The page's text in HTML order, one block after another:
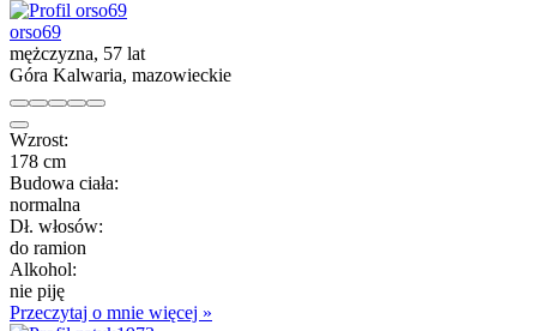
orso69
mężczyzna, 57 lat
Góra Kalwaria, mazowieckie
Wzrost:
178 cm
Budowa ciała:
normalna
Dł. włosów:
do ramion
Alkohol:
nie piję
Przeczytaj o mnie więcej »